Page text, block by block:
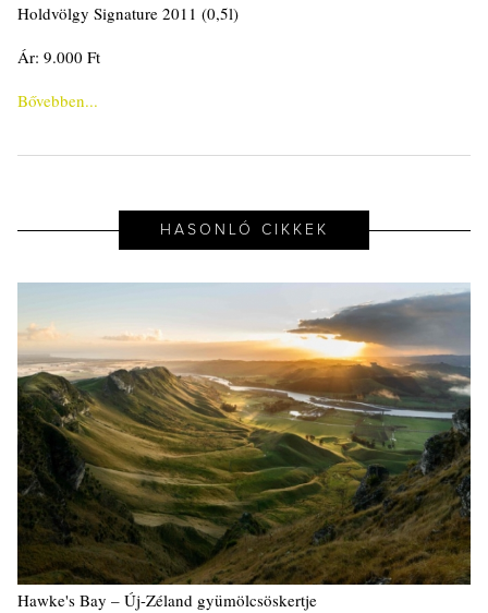
Holdvölgy Signature 2011 (0,5l)
Ár: 9.000 Ft
Bővebben...
HASONLÓ CIKKEK
Hawke's Bay – Új-Zéland gyümölcsöskertje